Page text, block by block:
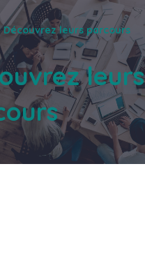
Découvrez leurs parcours
leurs